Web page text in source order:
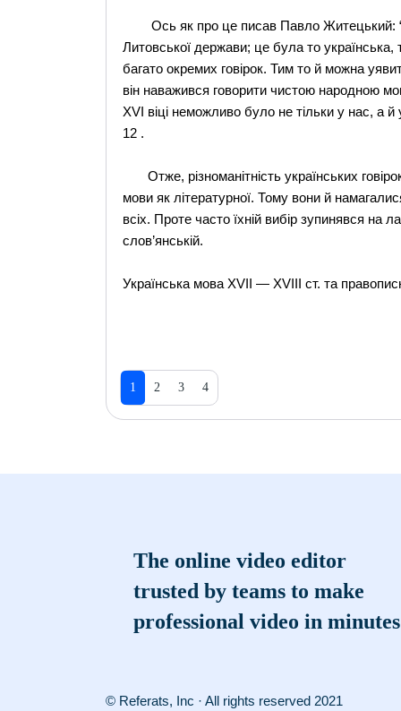
Ось як про це писав Павло Житецький:
Литовської держави; це була то українська,
багато окремих говірок. Тим то й можна
він наважився говорити чистою народною
ХVІ віці неможливо було не тільки у нас, а
12 .
Отже, різноманітність українських
мови як літературної. Тому вони й
всіх. Проте часто їхній вибір зупинявся на
слов’янській.
Українська мова ХVІІ — ХVІІІ ст. та
1 2 3 4
The online video editor
trusted by teams to make
professional video in minutes
© Referats, Inc · All rights reserved 2021